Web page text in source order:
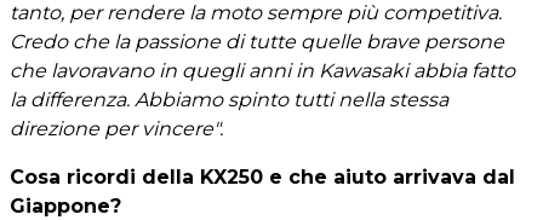
tanto, per rendere la moto sempre più competitiva.
Credo che la passione di tutte quelle brave persone
che lavoravano in quegli anni in Kawasaki abbia fatto
la differenza. Abbiamo spinto tutti nella stessa
direzione per vincere".
Cosa ricordi della KX250 e che aiuto arrivava dal
Giappone?